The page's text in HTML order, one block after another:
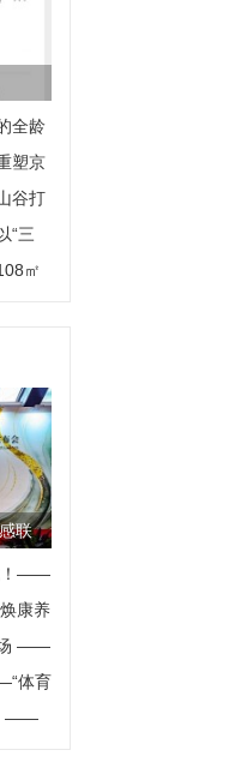
全龄
塑京
谷打
“三
㎡
联
！——
康养
场 ——
体育
——